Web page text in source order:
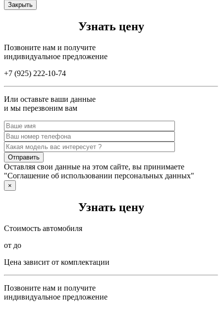
Закрыть
Узнать цену
Позвоните нам и получите
индивидуальное предложение
+7 (925) 222-10-74
Или оставьте ваши данные
и мы перезвоним вам
Оставляя свои данные на этом сайте, вы принимаете
"Соглашение об использовании персональных данных"
×
Узнать цену
Стоимость автомобиля
от до
Цена зависит от комплектации
Позвоните нам и получите
индивидуальное предложение